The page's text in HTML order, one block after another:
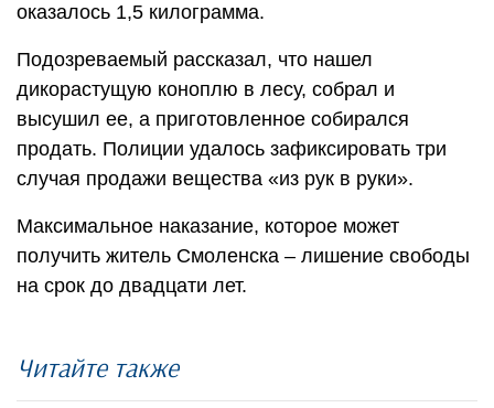
оказалось 1,5 килограмма.
Подозреваемый рассказал, что нашел
дикорастущую коноплю в лесу, собрал и
высушил ее, а приготовленное собирался
продать. Полиции удалось зафиксировать три
случая продажи вещества «из рук в руки».
Максимальное наказание, которое может
получить житель Смоленска – лишение свободы
на срок до двадцати лет.
Читайте также